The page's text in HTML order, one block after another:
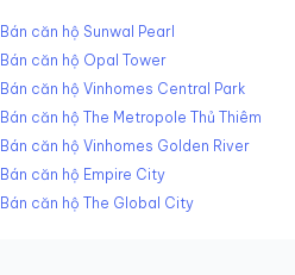
Bán căn hộ Sunwal Pearl
Bán căn hộ Opal Tower
Bán căn hộ Vinhomes Central Park
Bán căn hộ The Metropole Thủ Thiêm
Bán căn hộ Vinhomes Golden River
Bán căn hộ Empire City
Bán căn hộ The Global City